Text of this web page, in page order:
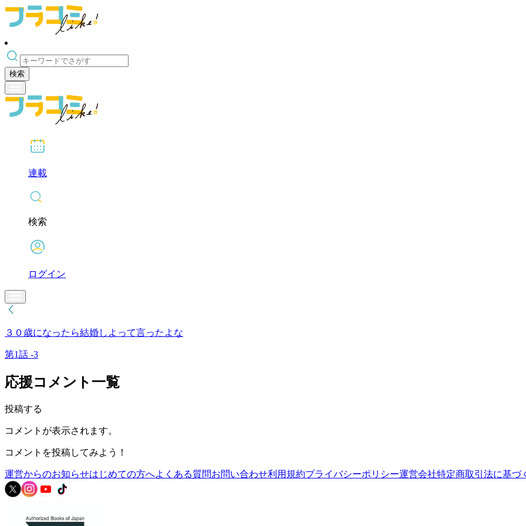
検索
連載
検索
ログイン
３０歳になったら結婚しよって言ったよな
第1話 -3
応援コメント一覧
投稿する
コメントが表示されます。
コメントを投稿してみよう！
運営からのお知らせはじめての方へよくある質問お問い合わせ利用規約プライバシーポリシー運営会社特定商取引法に基づ